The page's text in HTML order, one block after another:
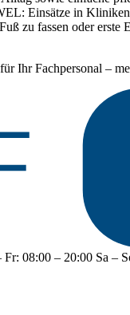
Einsätze in
zu fassen oder erste
Ihr Fachpersonal –
Fr: 08:00 – 20:00 Sa –